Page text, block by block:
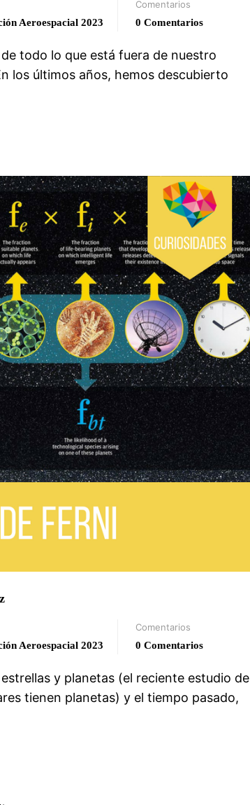
Aeroespacial 2023
Comentarios
0 Comentarios
todo lo que está fuera de nuestro
los últimos años, hemos descubierto
Aeroespacial 2023
Comentarios
0 Comentarios
y planetas (el reciente estudio de
tienen planetas) y el tiempo pasado,